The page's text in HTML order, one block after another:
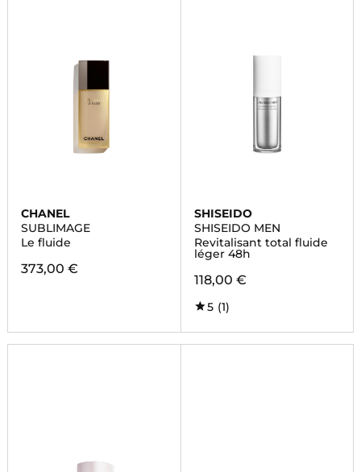
CHANEL
SUBLIMAGE
Le fluide
373,00 €
SHISEIDO
SHISEIDO MEN
Revitalisant total fluide
léger 48h
118,00 €
5 (1)